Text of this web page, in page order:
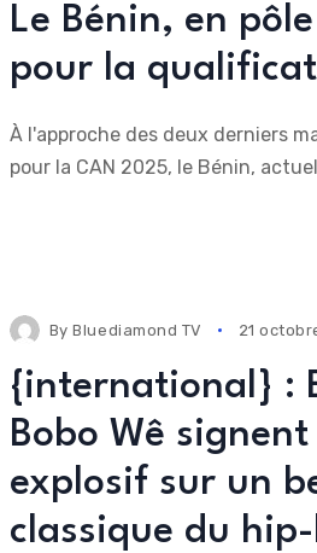
Le Bénin, en
pour la
À l'approche des deux derniers
pour la CAN 2025, le Bénin,
ByBluediamond TV 21
{international} :
Bobo Wê
explosif sur un
classique du